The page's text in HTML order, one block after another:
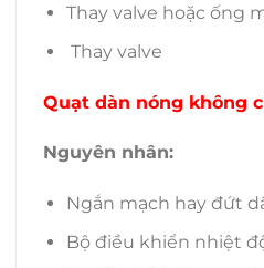
Thay valve hoặc ống
Thay valve
Quạt dàn nóng không
Nguyên nhân:
Ngắn mạch hay đứt
Bộ điều khiển nhiệt